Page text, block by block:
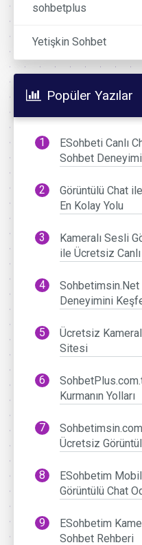
sohbetplus
Yetişkin Sohbet
Popüler Yazılar
ESohbeti Canlı
Sohbet Deneyimi
Görüntülü Chat
En Kolay Yolu
Kameralı Sesli
ile Ücretsiz
Sohbetimsin.Net
Deneyimini
Ücretsiz
Sitesi
Kurmanın Yolları
Ücretsiz
ESohbetim
Görüntülü Chat
ESohbetim
Sohbet Rehberi